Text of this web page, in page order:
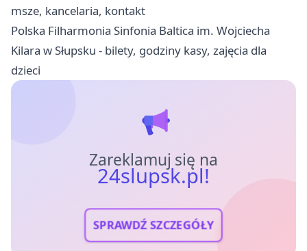
msze, kancelaria, kontakt
Polska Filharmonia Sinfonia Baltica im. Wojciecha
Kilara w Słupsku - bilety, godziny kasy, zajęcia dla
dzieci
Zareklamuj się na
24slupsk.pl!
SPRAWDŹ SZCZEGÓŁY